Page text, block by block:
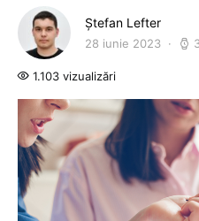
Ștefan Lefter
28 iunie 2023
1.103 vizualizări